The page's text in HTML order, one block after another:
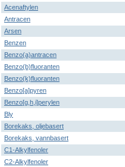
Acenaftylen
Antracen
Arsen
Benzen
Benzo(a)antracen
Benzo(b)fluoranten
Benzo(k)fluoranten
Benzo[a]pyren
Benzo[g,h,i]perylen
Bly
Borekaks, oljebasert
Borekaks, vannbasert
C1-Alkylfenoler
C2-Alkylfenoler